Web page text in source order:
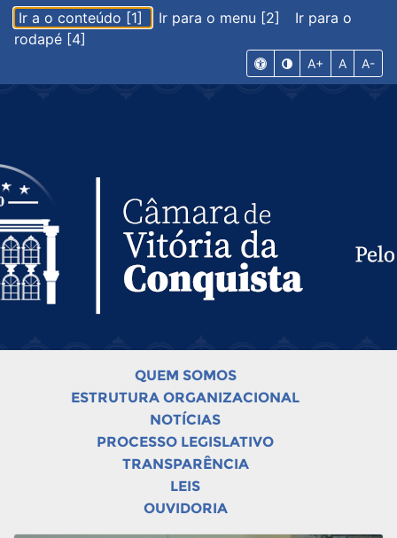
Ir a o conteúdo [1] Ir para o menu [2]
Ir para o
rodapé [4]
A+ A A-
QUEM SOMOS
ESTRUTURA ORGANIZACIONAL
NOTÍCIAS
PROCESSO LEGISLATIVO
TRANSPARÊNCIA
LEIS
OUVIDORIA